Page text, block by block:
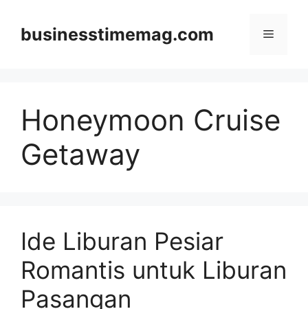
contentbusinesstimemag.com Menu
Honeymoon Cruise
Getaway
Ide Liburan Pesiar
Romantis untuk Liburan
Pasangan